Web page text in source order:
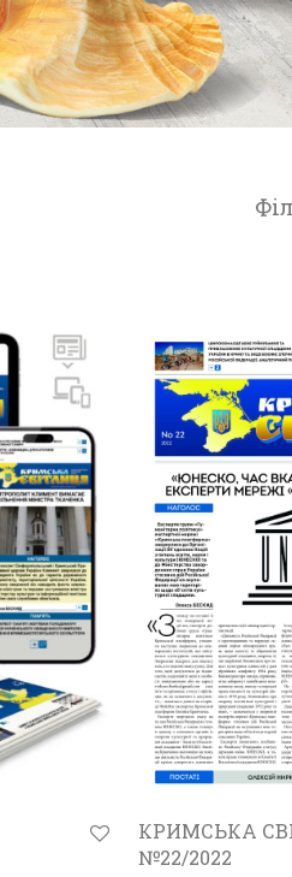
КРИМСЬКА
№22/2022